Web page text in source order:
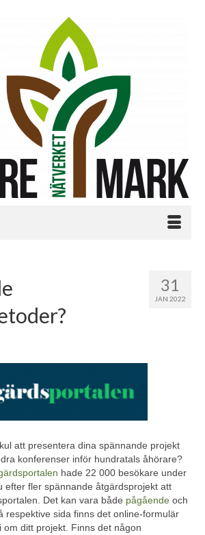
31
JAN 2022
att presentera dina spännande projekt
konferenser inför hundratals åhörare?
hade 22 000 besökare under
efter fler spännande åtgärdsprojekt att
Det kan vara både pågående och
respektive sida finns det online-formulär
om ditt projekt. Finns det någon